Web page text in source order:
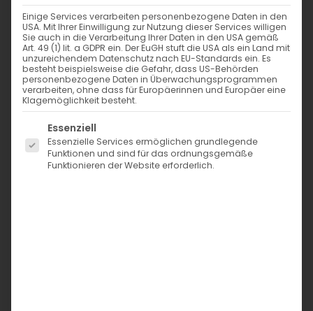
Einige Services verarbeiten personenbezogene Daten in den
USA. Mit Ihrer Einwilligung zur Nutzung dieser Services willigen
Sie auch in die Verarbeitung Ihrer Daten in den USA gemäß
Art. 49 (1) lit. a GDPR ein. Der EuGH stuft die USA als ein Land mit
unzureichendem Datenschutz nach EU-Standards ein. Es
besteht beispielsweise die Gefahr, dass US-Behörden
personenbezogene Daten in Überwachungsprogrammen
verarbeiten, ohne dass für Europäerinnen und Europäer eine
Klagemöglichkeit besteht.
Es folgt eine Liste der Service-Gruppen, für die eine
Essenziell
Essenzielle Services ermöglichen grundlegende
Funktionen und sind für das ordnungsgemäße
Funktionieren der Website erforderlich.